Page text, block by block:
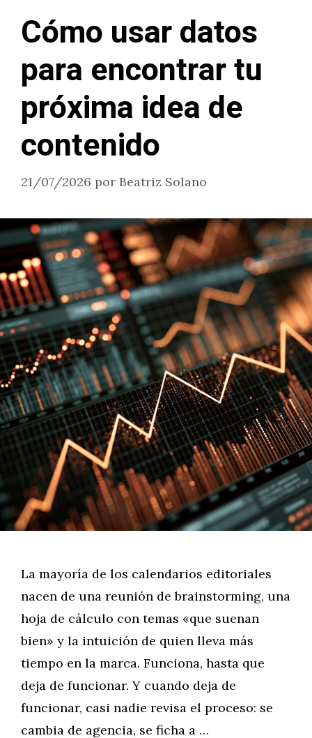
Cómo usar datos
para encontrar tu
próxima idea de
contenido
21/07/2026 por Beatriz Solano
La mayoría de los calendarios editoriales
nacen de una reunión de brainstorming, una
hoja de cálculo con temas «que suenan
bien» y la intuición de quien lleva más
tiempo en la marca. Funciona, hasta que
deja de funcionar. Y cuando deja de
funcionar, casi nadie revisa el proceso: se
cambia de agencia, se ficha a …